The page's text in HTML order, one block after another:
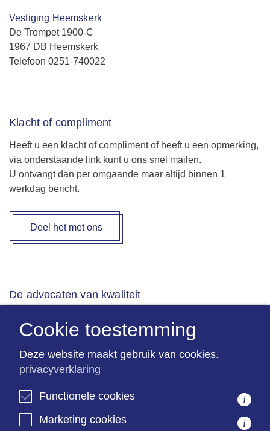
Vestiging Heemskerk
De Trompet 1900-C
1967 DB Heemskerk
Telefoon 0251-740022
Klacht of compliment
Heeft u een klacht of compliment of heeft u een opmerking,
via onderstaande link kunt u ons snel mailen.
U ontvangt dan per omgaande maar altijd binnen 1
werkdag bericht.
Deel het met ons
De advocaten van kwaliteit
ISO 9001 gecertificeerd
Kantoorinformatie
Cookie toestemming
Deze website maakt gebruik van cookies.
privacyverklaring
Functionele cookies
i
Marketing cookies
i